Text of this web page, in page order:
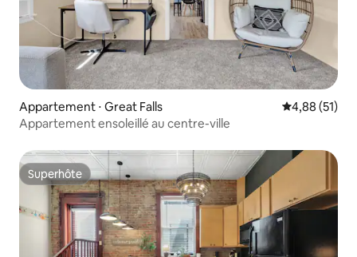
Appartement ⋅ Great Falls Évaluation
4,88 (51)
Appartement ensoleillé au centre-ville
Superhôte
Superhôte